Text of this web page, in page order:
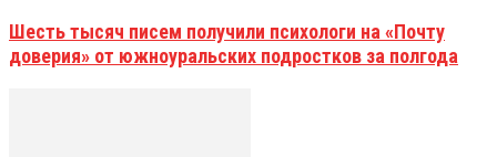
Шесть тысяч писем получили психологи на «Почту
доверия» от южноуральских подростков за полгода